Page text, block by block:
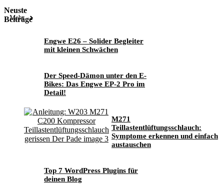
Neuste
Beiträge
Mehr
Engwe E26 – Solider Begleiter
mit kleinen Schwächen
Der Speed-Dämon unter den E-
Bikes: Das Engwe EP-2 Pro im
Detail!
M271
Teillastentlüftungsschlauch:
Symptome erkennen und einfach
austauschen
Top 7 WordPress Plugins für
deinen Blog